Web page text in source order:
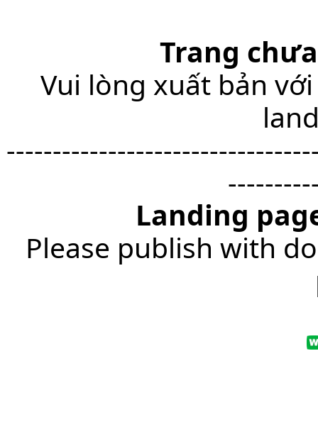
Trang
Vui lòng xuất bản
Landing
Please publish with